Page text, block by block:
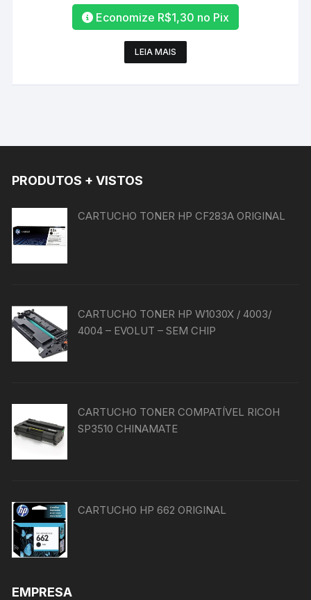
Economize R$1,30 no Pix
LEIA MAIS
PRODUTOS + VISTOS
CARTUCHO TONER HP CF283A ORIGINAL
CARTUCHO TONER HP W1030X / 4003/
4004 – EVOLUT – SEM CHIP
CARTUCHO TONER COMPATÍVEL RICOH
SP3510 CHINAMATE
CARTUCHO HP 662 ORIGINAL
EMPRESA